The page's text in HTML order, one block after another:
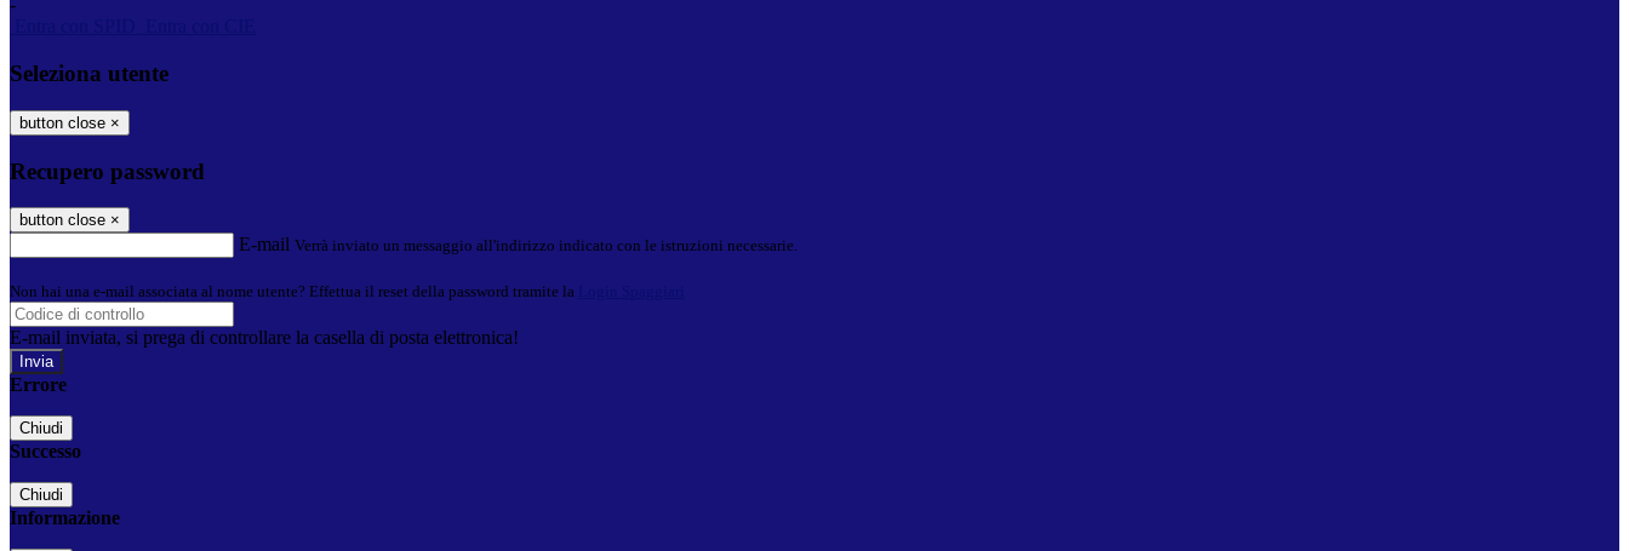
-
Seleziona utente
button close ×
Recupero password
button close ×
E-mail Verrà inviato un messaggio all'indirizzo indicato con le istruzioni necessarie.
Non hai una e-mail associata al nome utente? Effettua il reset della password tramite la
E-mail inviata, si prega di controllare la casella di posta elettronica!
Errore
Chiudi
Successo
Chiudi
Informazione